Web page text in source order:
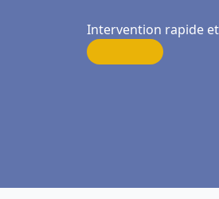
Intervention rapide